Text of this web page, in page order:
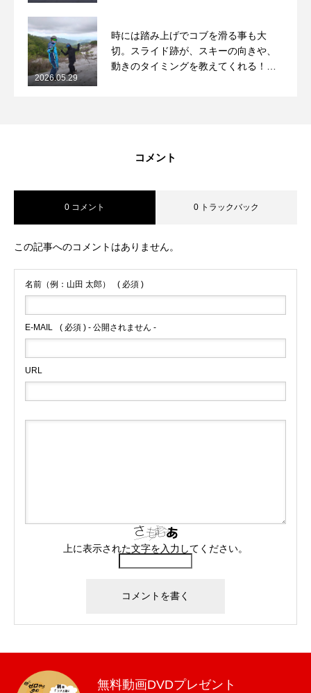
時には踏み上げでコブを滑る事も大
切。スライド跡が、スキーの向きや、
動きのタイミングを教えてくれる！
2026.05.29
コメント
0 コメント 0 トラックバック
この記事へのコメントはありません。
名前（例：山田 太郎） ( 必須 )
E-MAIL ( 必須 ) - 公開されません -
URL
上に表示された文字を入力してください。
無料動画DVDプレゼント